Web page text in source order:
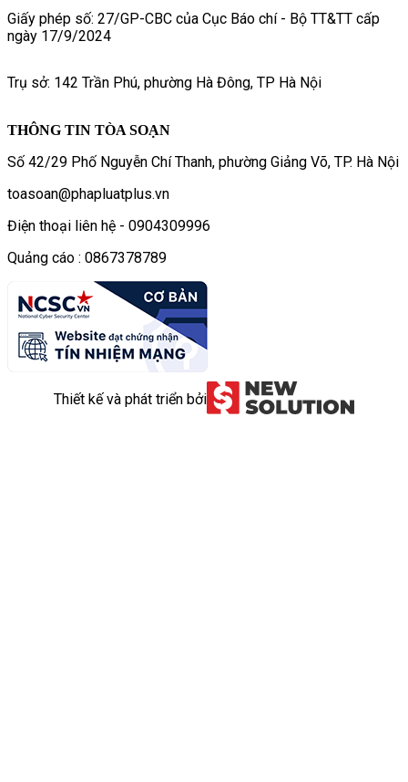
Giấy phép số: 27/GP-CBC của Cục Báo chí - Bộ TT&TT cấp
ngày 17/9/2024
Trụ sở: 142 Trần Phú, phường Hà Đông, TP Hà Nội
THÔNG TIN TÒA SOẠN
Số 42/29 Phố Nguyễn Chí Thanh, phường Giảng Võ, TP. Hà Nội
toasoan@phapluatplus.vn
Điện thoại liên hệ - 0904309996
Quảng cáo : 0867378789
Thiết kế và phát triển bởi